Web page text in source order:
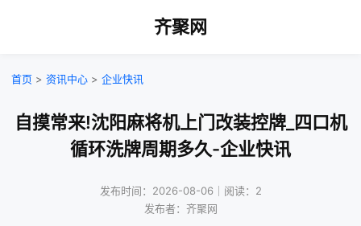
齐聚网
首页 > 资讯中心 > 企业快讯
自摸常来!沈阳麻将机上门改装控牌_四口机
循环洗牌周期多久-企业快讯
发布时间：2026-08-06｜阅读：2
发布者：齐聚网